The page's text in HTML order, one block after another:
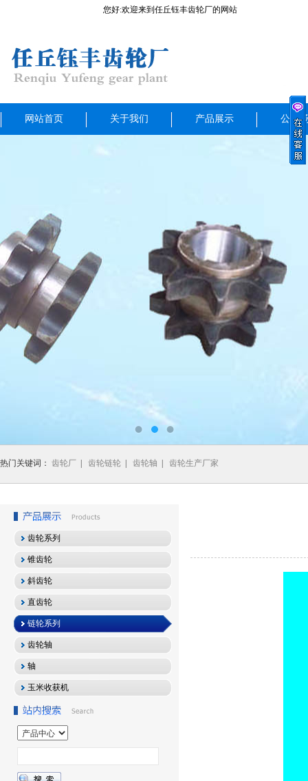
您好:欢迎来到任丘钰丰齿轮厂的网站
网站首页 关于我们 产品展示 公司
热门关键词： 齿轮厂 齿轮链轮 齿轮轴 齿轮生产厂家
齿轮系列
锥齿轮
斜齿轮
直齿轮
链轮系列
齿轮轴
轴
玉米收获机